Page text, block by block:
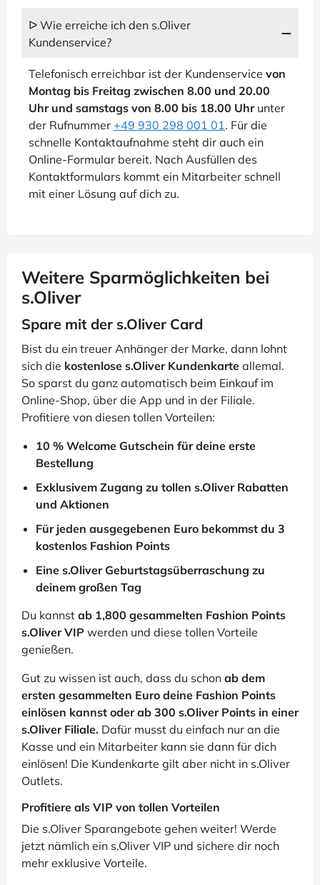
ᐅ Wie erreiche ich den s.Oliver
Kundenservice?
Telefonisch erreichbar ist der Kundenservice von
Montag bis Freitag zwischen 8.00 und 20.00
Uhr und samstags von 8.00 bis 18.00 Uhrunter
der Rufnummer +49 930 298 001 01. Für die
schnelle Kontaktaufnahme steht dir auch ein
Online-Formular bereit. Nach Ausfüllen des
Kontaktformulars kommt ein Mitarbeiter schnell
mit einer Lösung auf dich zu.
Weitere Sparmöglichkeiten bei
s.Oliver
Spare mit der s.Oliver Card
Bist du ein treuer Anhänger der Marke, dann lohnt
sich die kostenlose s.Oliver Kundenkarte allemal.
So sparst du ganz automatisch beim Einkauf im
Online-Shop, über die App und in der Filiale.
Profitiere von diesen tollen Vorteilen:
10 % Welcome Gutschein für deine erste
Bestellung
Exklusivem Zugang zu tollen s.Oliver Rabatten
und Aktionen
Für jeden ausgegebenen Euro bekommst du 3
kostenlos Fashion Points
Eine s.Oliver Geburtstagsüberraschung zu
deinem großen Tag
Du kannst ab 1,800 gesammelten Fashion Points
s.Oliver VIP werden und diese tollen Vorteile
genießen.
Gut zu wissen ist auch, dass du schon ab dem
ersten gesammelten Euro deine Fashion Points
einlösen kannst oder ab 300 s.Oliver Points in einer
s.Oliver Filiale. Dafür musst du einfach nur an die
Kasse und ein Mitarbeiter kann sie dann für dich
einlösen! Die Kundenkarte gilt aber nicht in s.Oliver
Outlets.
Profitiere als VIP von tollen Vorteilen
Die s.Oliver Sparangebote gehen weiter! Werde
jetzt nämlich ein s.Oliver VIP und sichere dir noch
mehr exklusive Vorteile.